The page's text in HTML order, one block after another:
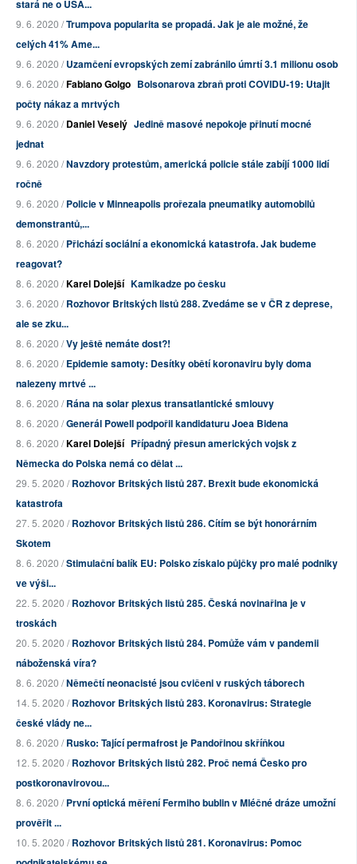
stará ne o USA...
9. 6. 2020 /Trumpova popularita se propadá. Jak je ale možné, že
celých 41% Ame...
9. 6. 2020 /Uzamčení evropských zemí zabránilo úmrtí 3.1 milionu osob
9. 6. 2020 /Fabiano Golgo Bolsonarova zbraň proti COVIDU-19: Utajit
počty nákaz a mrtvých
9. 6. 2020 /Daniel Veselý Jedině masové nepokoje přinutí mocné
jednat
9. 6. 2020 /Navzdory protestům, americká policie stále zabíjí 1000 lidí
ročně
9. 6. 2020 /Policie v Minneapolis prořezala pneumatiky automobilů
demonstrantů,...
8. 6. 2020 /Přichází sociální a ekonomická katastrofa. Jak budeme
reagovat?
8. 6. 2020 /Karel Dolejší Kamikadze po česku
3. 6. 2020 /Rozhovor Britských listů 288. Zvedáme se v ČR z deprese,
ale se zku...
8. 6. 2020 /Vy ještě nemáte dost?!
8. 6. 2020 /Epidemie samoty: Desítky obětí koronaviru byly doma
nalezeny mrtvé ...
8. 6. 2020 /Rána na solar plexus transatlantické smlouvy
8. 6. 2020 /Generál Powell podpořil kandidaturu Joea Bidena
8. 6. 2020 /Karel Dolejší Případný přesun amerických vojsk z
Německa do Polska nemá co dělat ...
29. 5. 2020 /Rozhovor Britských listů 287. Brexit bude ekonomická
katastrofa
27. 5. 2020 /Rozhovor Britských listů 286. Cítím se být honorárním
Skotem
8. 6. 2020 /Stimulační balík EU: Polsko získalo půjčky pro malé podniky
ve výši...
22. 5. 2020 /Rozhovor Britských listů 285. Česká novinařina je v
troskách
20. 5. 2020 /Rozhovor Britských listů 284. Pomůže vám v pandemii
náboženská víra?
8. 6. 2020 /Němečtí neonacisté jsou cvičeni v ruských táborech
14. 5. 2020 /Rozhovor Britských listů 283. Koronavirus: Strategie
české vlády ne...
8. 6. 2020 /Rusko: Tající permafrost je Pandořinou skříňkou
12. 5. 2020 /Rozhovor Britských listů 282. Proč nemá Česko pro
postkoronavirovou...
8. 6. 2020 /První optická měření Fermiho bublin v Mléčné dráze umožní
prověřit ...
10. 5. 2020 /Rozhovor Britských listů 281. Koronavirus: Pomoc